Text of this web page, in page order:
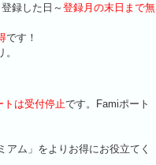
録した日～登録月の末日まで無
です！
トは受付停止です。Famiポート
ム」をよりお得にお役立てく